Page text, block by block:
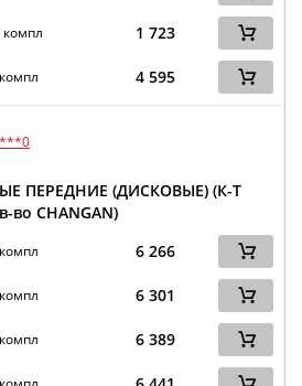
1 723
4 595
ПЕРЕДНИЕ (ДИСКОВЫЕ) (К-Т
CHANGAN)
6 266
6 301
6 389